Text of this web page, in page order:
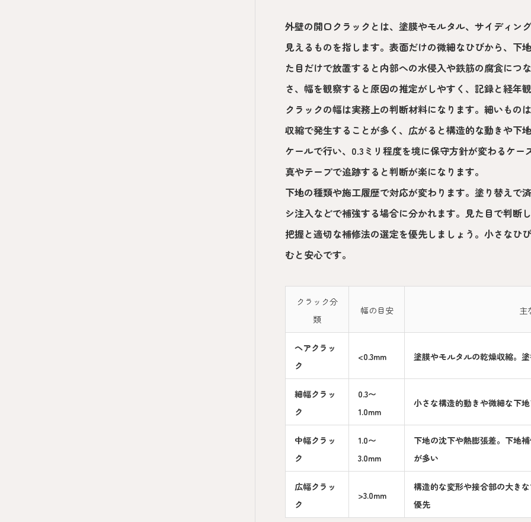
外壁の開口クラックとは、塗膜やモルタル、サイディン
見えるものを指します。表面だけの微細なひびから、下
た目だけで放置すると内部への水侵入や鉄筋の腐食につ
さ、幅を観察すると原因の推定がしやすく、記録と経年
クラックの幅は実務上の判断材料になります。細いもの
収縮で発生することが多く、広がると構造的な動きや下
ケールで行い、0.3ミリ程度を境に保守方針が変わるケ
真やテープで追跡すると判断が楽になります。
下地の種類や施工履歴で対応が変わります。塗り替えで
シ注入などで補強する場合に分かれます。見た目で判断
把握と適切な補修法の選定を優先しましょう。小さなひ
むと安心です。
クラック分
類
幅の目安 主
ヘアクラッ
ク
<0.3mm 塗膜やモルタルの乾燥収縮。
細幅クラッ
ク
0.3〜
1.0mm
小さな構造的動きや微細な下
中幅クラッ
ク
1.0〜
3.0mm
下地の沈下や熱膨張差。下地
が多い
広幅クラッ
ク
>3.0mm
構造的な変形や接合部の大き
優先